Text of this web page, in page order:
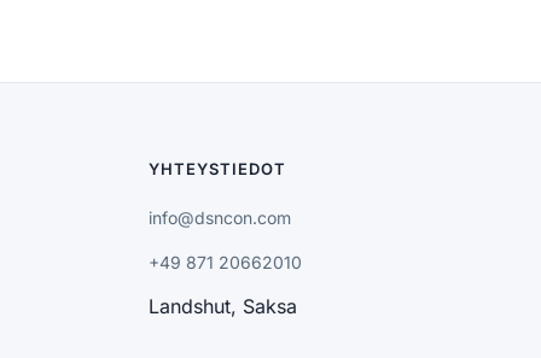
YHTEYSTIEDOT
info@dsncon.com
+49 871 20662010
Landshut, Saksa